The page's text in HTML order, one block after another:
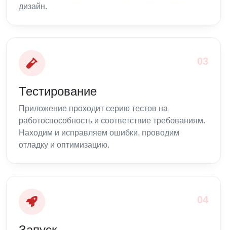
дизайн.
03
Тестирование
Приложение проходит серию тестов на
работоспособность и соответствие требованиям.
Находим и исправляем ошибки, проводим
отладку и оптимизацию.
04